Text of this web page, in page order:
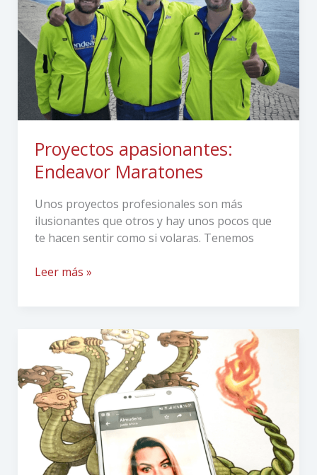
Proyectos apasionantes:
Endeavor Maratones
Unos proyectos profesionales son más
ilusionantes que otros y hay unos pocos que
te hacen sentir como si volaras. Tenemos
Leer más »
¡Cuidado
con
tu
identidad
digital!